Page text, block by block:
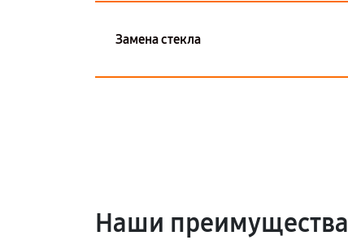
Замена стекла
Наши преимущества